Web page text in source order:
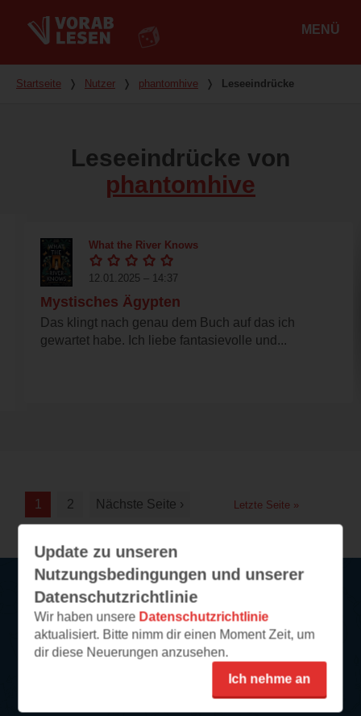
MENÜ
Du bist hier
Startseite ❭ Nutzer ❭ phantomhive ❭ Leseeindrücke
Leseeindrücke von
phantomhive
What the River Knows
12.01.2025 – 14:37
Mystisches Ägypten
Das klingt nach genau dem Buch auf das ich
gewartet habe. Ich liebe fantasievolle und...
1 2 Nächste Seite › Letzte Seite »
Update zu unseren
Nutzungsbedingungen und unserer
Datenschutzrichtlinie
Wir haben unsere Datenschutzrichtlinie
aktualisiert. Bitte nimm dir einen Moment Zeit, um
dir diese Neuerungen anzusehen.
Ich nehme an
Service
So funktioniert‘s
Newsletter abonnieren